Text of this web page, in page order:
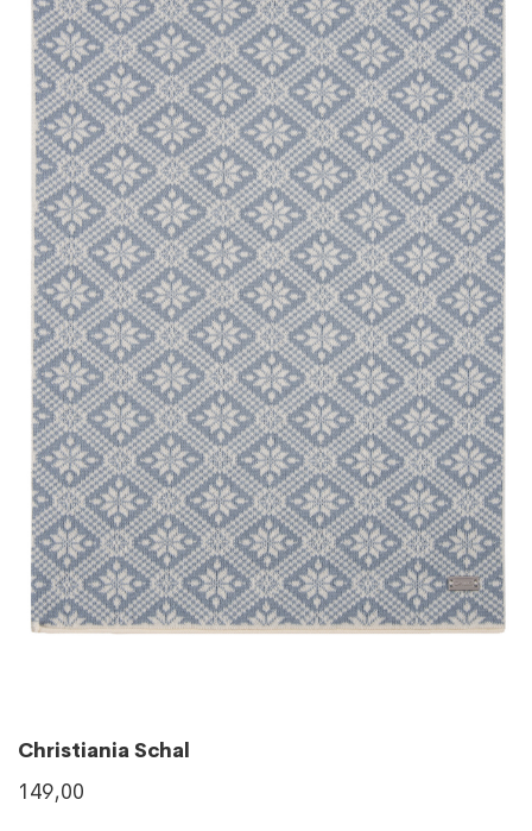
Christiania Schal
149,00